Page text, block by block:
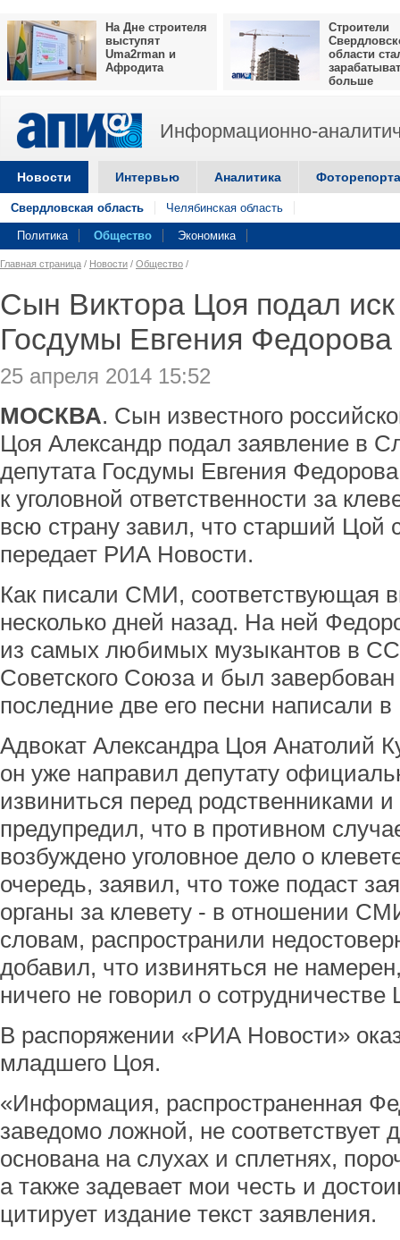
На Дне строителя
выступят
Uma2rman и
Афродита
Строители
области
больше
Информационно-
Новости Интервью Аналитика
Свердловская область Челябинская область
Политика Общество Экономика
Главная страница / Новости / Общество /
Сын Виктора Цоя подал иск
Госдумы Евгения Федорова
25 апреля 2014 15:52
МОСКВА. Сын известного
Цоя Александр подал заявление в
депутата Госдумы Евгения
к уголовной ответственности за
всю страну завил, что старший Цой
передает РИА Новости.
Как писали СМИ, соответствующая
несколько дней назад. На ней
из самых любимых музыкантов в
Советского Союза и был
последние две его песни написали в
Адвокат Александра Цоя Анатолий
он уже направил депутату
извиниться перед родственниками
предупредил, что в противном
возбуждено уголовное дело о
очередь, заявил, что тоже подаст
органы за клевету - в отношении
словам, распространили
добавил, что извиняться не
ничего не говорил о
В распоряжении «РИА Новости»
младшего Цоя.
«Информация, распространенная
заведомо ложной, не соответствует
основана на слухах и сплетнях,
а также задевает мои честь и
цитирует издание текст заявления.